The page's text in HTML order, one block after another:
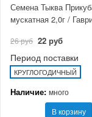
Семена Тыква
мускатная 2,0г /
26 руб 22 руб
Период поставки
КРУГЛОГОДИЧНЫЙ
Наличие: много
В корзину